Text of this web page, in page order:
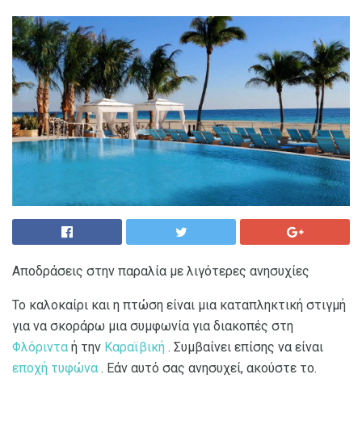
Αποδράσεις στην παραλία με λιγότερες ανησυχίες
Το καλοκαίρι και η πτώση είναι μια καταπληκτική στιγμή
για να σκοράρω μια συμφωνία για διακοπές στη
Φλόριντα ή την Καραϊβική . Συμβαίνει επίσης να είναι
εποχή τυφώνα . Εάν αυτό σας ανησυχεί, ακούστε το.